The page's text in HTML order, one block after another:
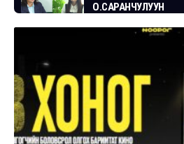
О.САРАНЧУЛУУН
Humanz
ТОМЧУУДААС
Humanz
ТОМЧУУДААС АСУУЯ
Г.ЭРДЭНЭБАТ
Humanz